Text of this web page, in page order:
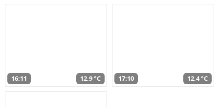
16:11 12,9 °C 17:10 12,4 °C